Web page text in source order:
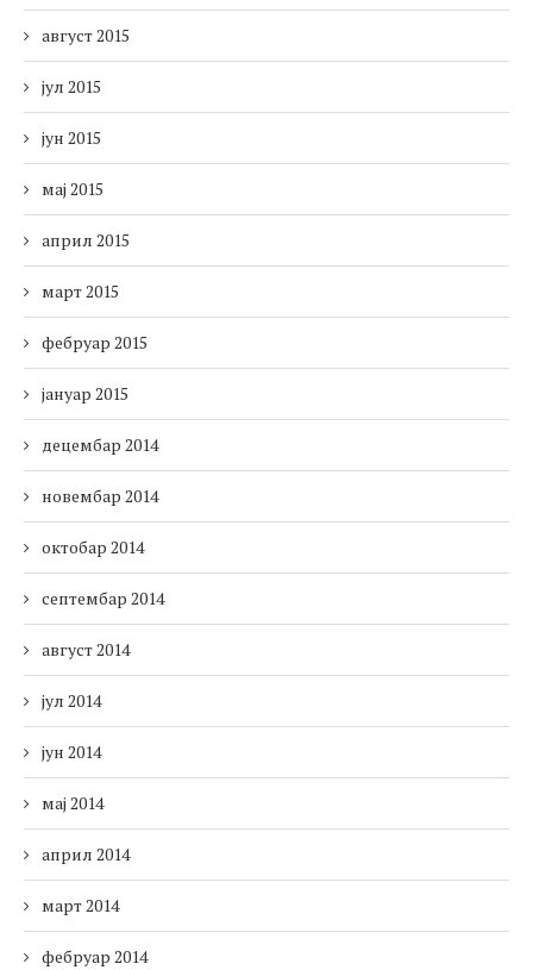
август 2015
јул 2015
јун 2015
мај 2015
април 2015
март 2015
фебруар 2015
јануар 2015
децембар 2014
новембар 2014
октобар 2014
септембар 2014
август 2014
јул 2014
јун 2014
мај 2014
април 2014
март 2014
фебруар 2014